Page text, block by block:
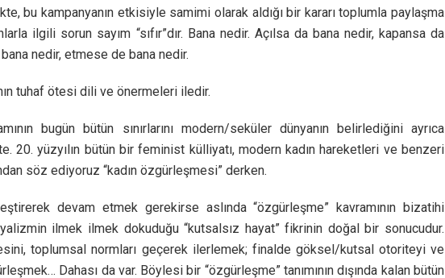
bu kampanyanın etkisiyle samimi olarak aldığı bir kararı toplumla paylaşma
ilgili sorun sayım “sıfır”dır. Bana nedir. Açılsa da bana nedir, kapansa da
nedir, etmese de bana nedir.
tuhaf ötesi dili ve önermeleri iledir.
bugün bütün sınırlarını modern/seküler dünyanın belirlediğini ayrıca
20. yüzyılın bütün bir feminist külliyatı, modern kadın hareketleri ve benzeri
söz ediyoruz “kadın özgürleşmesi” derken.
devam etmek gerekirse aslında “özgürleşme” kavramının bizatihi
ilmek ilmek dokuduğu “kutsalsız hayat” fikrinin doğal bir sonucudur.
toplumsal normları geçerek ilerlemek; finalde göksel/kutsal otoriteyi ve
Dahası da var. Böylesi bir “özgürleşme” tanımının dışında kalan bütün